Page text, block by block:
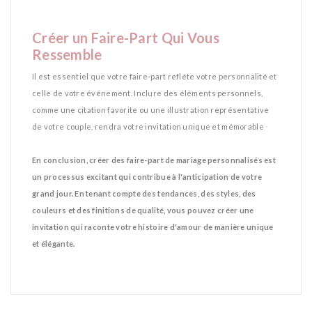
Créer un Faire-Part Qui Vous
Ressemble
Il est essentiel que votre faire-part reflète votre personnalité et
celle de votre événement. Inclure des éléments personnels,
comme une citation favorite ou une illustration représentative
de votre couple, rendra votre invitation unique et mémorable​
En conclusion, créer des faire-part de mariage personnalisés est
un processus excitant qui contribue à l'anticipation de votre
grand jour. En tenant compte des tendances, des styles, des
couleurs et des finitions de qualité, vous pouvez créer une
invitation qui raconte votre histoire d'amour de manière unique
et élégante.